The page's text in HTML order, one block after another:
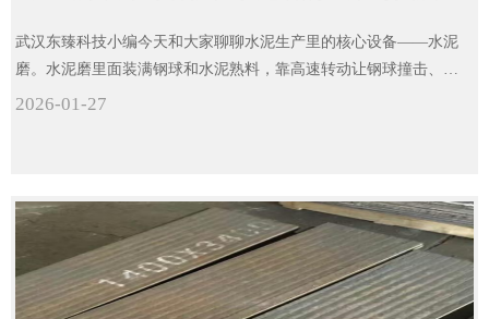
武汉东臻科技小编今天和大家聊聊水泥生产里的核心设备——水泥
磨。水泥磨里面装满钢球和水泥熟料，靠高速转动让钢球撞击、研
磨熟料，才能磨出符合标准的水泥粉。东臻科技6+4低裂纹高硬度双
2026-01-27